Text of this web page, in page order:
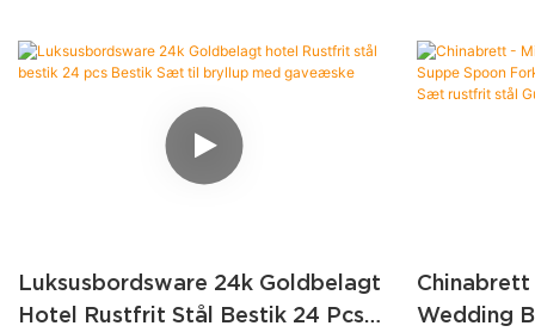
Luksusbordsware 24k Goldbelagt
Hotel Rustfrit Stål Bestik 24 Pcs
Wedding